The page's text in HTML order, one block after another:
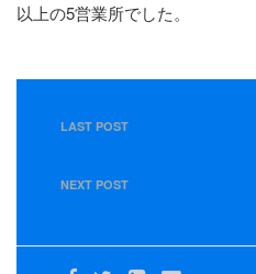
以上の5営業所でした。
LAST POST
NEXT POST